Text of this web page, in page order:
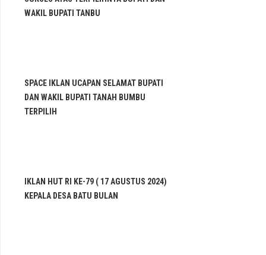
WAKIL BUPATI TANBU
SPACE IKLAN UCAPAN SELAMAT BUPATI
DAN WAKIL BUPATI TANAH BUMBU
TERPILIH
IKLAN HUT RI KE-79 ( 17 AGUSTUS 2024)
KEPALA DESA BATU BULAN